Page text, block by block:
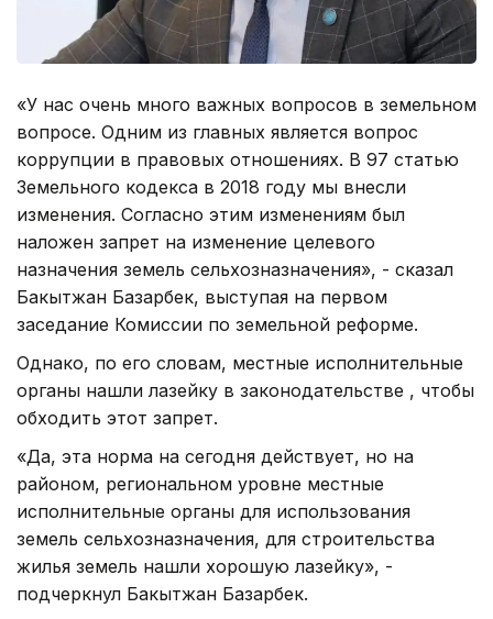
«У нас очень много важных вопросов в земельном
вопросе. Одним из главных является вопрос
коррупции в правовых отношениях. В 97 статью
Земельного кодекса в 2018 году мы внесли
изменения. Согласно этим изменениям был
наложен запрет на изменение целевого
назначения земель сельхозназначения», - сказал
Бакытжан Базарбек, выступая на первом
заседание Комиссии по земельной реформе.
Однако, по его словам, местные исполнительные
органы нашли лазейку в законодательстве , чтобы
обходить этот запрет.
«Да, эта норма на сегодня действует, но на
районом, региональном уровне местные
исполнительные органы для использования
земель сельхозназначения, для строительства
жилья земель нашли хорошую лазейку», -
подчеркнул Бакытжан Базарбек.